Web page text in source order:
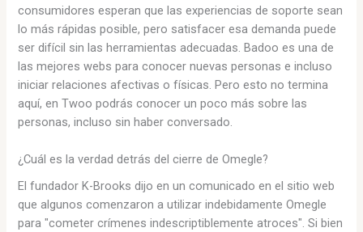
consumidores esperan que las experiencias de soporte sean
lo más rápidas posible, pero satisfacer esa demanda puede
ser difícil sin las herramientas adecuadas. Badoo es una de
las mejores webs para conocer nuevas personas e incluso
iniciar relaciones afectivas o físicas. Pero esto no termina
aquí, en Twoo podrás conocer un poco más sobre las
personas, incluso sin haber conversado.
¿Cuál es la verdad detrás del cierre de Omegle?
El fundador K-Brooks dijo en un comunicado en el sitio web
que algunos comenzaron a utilizar indebidamente Omegle
para "cometer crímenes indescriptiblemente atroces". Si bien